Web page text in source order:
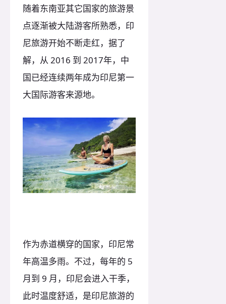
随着东南亚其它国家的旅游景
点逐渐被大陆游客所熟悉，印
尼旅游开始不断走红，据了
解，从 2016 到 2017年，中
国已经连续两年成为印尼第一
大国际游客来源地。
作为赤道横穿的国家，印尼常
年高温多雨。不过，每年的 5
月到 9 月，印尼会进入干季，
此时温度舒适，是印尼旅游的